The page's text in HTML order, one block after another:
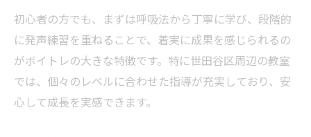
初心者の方でも、まずは呼吸法から丁寧に学び、段階的
に発声練習を重ねることで、着実に成果を感じられるの
がボイトレの大きな特徴です。特に世田谷区周辺の教室
では、個々のレベルに合わせた指導が充実しており、安
心して成長を実感できます。